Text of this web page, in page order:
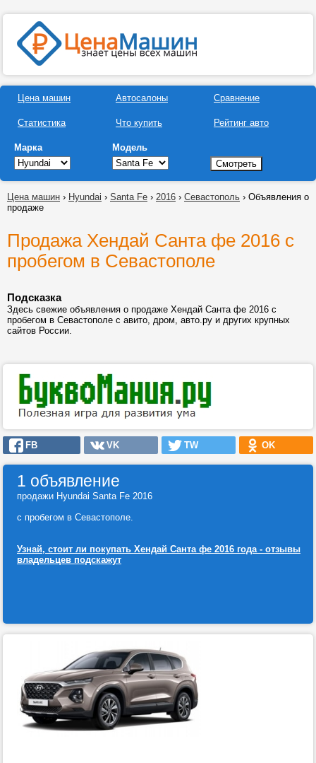
Цена машин
Статистика
Автосалоны
Что купить
Сравнение
Рейтинг авто
Марка Модель
Цена машин › Hyundai › Santa Fe › 2016 › Севастополь › Объявления о
продаже
Продажа Хендай Санта фе 2016 с
пробегом в Севастополе
Подсказка
Здесь свежие объявления о продаже Хендай Санта фе 2016 с
пробегом в Севастополе с авито, дром, авто.ру и других крупных
сайтов России.
FB VK TW OK
1 объявление
продажи Hyundai Santa Fe 2016
с пробегом в Севастополе.
Узнай, стоит ли покупать Хендай Санта фе 2016 года - отзывы
владельцев подскажут